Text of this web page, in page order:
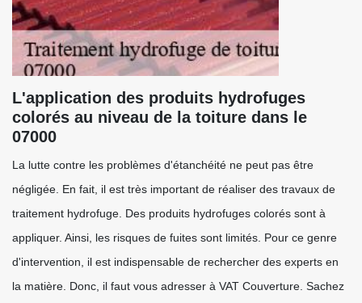
L'application des produits hydrofuges
colorés au niveau de la toiture dans le
07000
La lutte contre les problèmes d'étanchéité ne peut pas être
négligée. En fait, il est très important de réaliser des travaux de
traitement hydrofuge. Des produits hydrofuges colorés sont à
appliquer. Ainsi, les risques de fuites sont limités. Pour ce genre
d'intervention, il est indispensable de rechercher des experts en
la matière. Donc, il faut vous adresser à VAT Couverture. Sachez